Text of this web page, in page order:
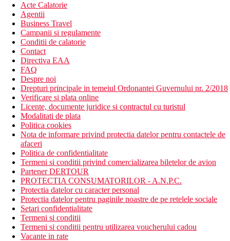
cafenea
restaurant
bar
Descrierea plajei
plaja cu nisip
Activitati sportive gratuite
plaja
divertisment de seara
Activitati sportive contra cost
masaj
seri cu cina tematica
snorkelling (in afara locatiei)
scufundari (in afara locatiei)
Masa
restaurant
bar
Categoria oficiala
4 stele
Site web
https://www.sunbayzanzibar.com/
Acte Calatorie
Agentii
Business Travel
Campanii si regulamente
Conditii de calatorie
Contact
Directiva EAA
FAQ
Despre noi
Drepturi principale in temeiul Ordonantei Guvernului nr. 2/2018
Verificare si plata online
Licente, documente juridice si contractul cu turistul
Modalitati de plata
Politica cookies
Nota de informare privind protectia datelor pentru contactele de
afaceri
Politica de confidentialitate
Termeni si conditii privind comercializarea biletelor de avion
Partener DERTOUR
PROTECTIA CONSUMATORILOR - A.N.P.C.
Protectia datelor cu caracter personal
Protectia datelor pentru paginile noastre de pe retelele sociale
Setari confidentialitate
Termeni si conditii
Termeni si conditii pentru utilizarea voucherului cadou
Vacante in rate